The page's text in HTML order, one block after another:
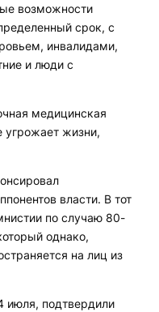
возможности
срок, с
инвалидами,
и люди с
медицинская
угрожает жизни,
власти. В тот
по случаю 80-
однако,
на лиц из
июля, подтвердили